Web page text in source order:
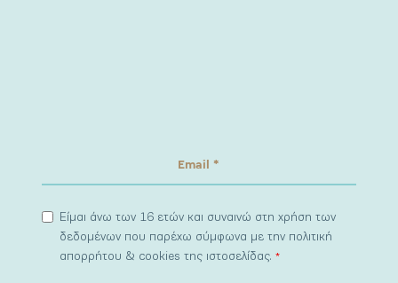
Είμαι άνω των 16 ετών και συναινώ στη χρήση των
δεδομένων που παρέχω σύμφωνα με την πολιτική
απορρήτου & cookies της ιστοσελίδας.*